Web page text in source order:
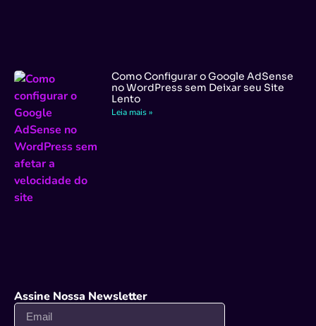
Como Configurar o Google AdSense
no WordPress sem Deixar seu Site
Lento
Leia mais »
Assine Nossa Newsletter